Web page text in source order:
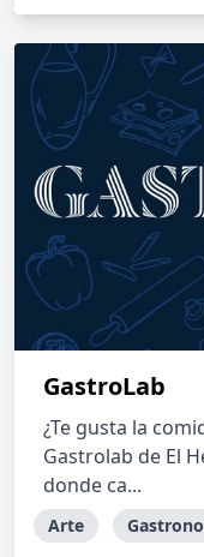
GastroLab
¿Te gusta la
Gastrolab de El
donde ca...
Arte